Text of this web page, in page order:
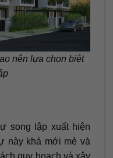
nên lựa chọn biệt
song lập xuất hiện
này khá mới mẻ và
quy hoạch và xây